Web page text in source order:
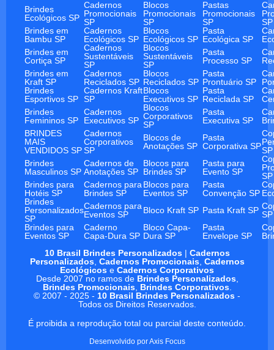
Brindes
Ecológicos SP
Cadernos
Promocionais
SP
Blocos
Promocionais
SP
Pastas
Promocionais
SP
SP
Brindes em
Bambu SP
Cadernos
Ecológicos SP
Blocos
Ecológicos SP
Pasta
Ecológica SP
Brindes em
Cortiça SP
Cadernos
Sustentáveis
SP
Blocos
Sustentáveis
SP
Pasta
Processo SP
Brindes em
Kraft SP
Cadernos
Reciclados SP
Blocos
Reciclados SP
Pasta
Prontuário SP
Brindes
Esportivos SP
Cadernos Kraft
SP
Blocos
Executivos SP
Pasta
Reciclada SP
Brindes
Femininos SP
Cadernos
Executivos SP
Blocos
Corporativos
SP
Pasta
Executiva SP
BRINDES
MAIS
VENDIDOS SP
Cadernos
Corporativos
SP
Blocos de
Anotações SP
Pasta
Corporativa SPSP
Brindes
Masculinos SP
Cadernos de
Anotações SP
Blocos para
Brindes SP
Pasta para
Evento SP
SP
Brindes para
Hotéis SP
Cadernos para
Brindes SP
Blocos para
Eventos SP
Pasta
Convenção SP
Brindes
Personalizados
SP
Cadernos para
Eventos SP
Bloco Kraft SP Pasta Kraft SP SP
Brindes para
Eventos SP
Caderno
Capa-Dura SP
Bloco Capa-
Dura SP
Pasta
Envelope SP
10 Brasil Brindes Personalizados| Cadernos
Personalizados, Cadernos Promocionais, Cadernos
Ecológicos e Cadernos Corporativos
Desde 2007 no ramos de Brindes Personalizados,
Brindes Promocionais, Brindes Corporativos.
© 2007 - 2025 - 10 Brasil Brindes Personalizados -
Todos os Direitos Reservados.
É proibida a reprodução total ou parcial deste conteúdo.
Desenvolvido porAxis Focus